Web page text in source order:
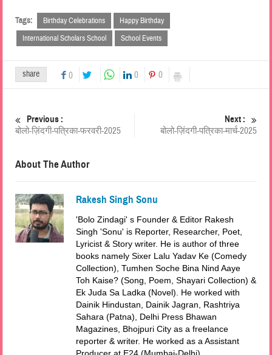
Tags: Birthday Celebrations
Happy Birthday
International Scholars School
School Events
share 0 0 0
Previous :
बोलो-ज़िंदगी-पत्रिका-फरवरी-2025
Next :
बोलो-ज़िंदगी-पत्रिका-मार्च-2025
About The Author
Rakesh Singh Sonu
'Bolo Zindagi' s Founder & Editor Rakesh
Singh 'Sonu' is Reporter, Researcher, Poet,
Lyricist & Story writer. He is author of three
books namely Sixer Lalu Yadav Ke (Comedy
Collection), Tumhen Soche Bina Nind Aaye
Toh Kaise? (Song, Poem, Shayari Collection) &
Ek Juda Sa Ladka (Novel). He worked with
Dainik Hindustan, Dainik Jagran, Rashtriya
Sahara (Patna), Delhi Press Bhawan
Magazines, Bhojpuri City as a freelance
reporter & writer. He worked as a Assistant